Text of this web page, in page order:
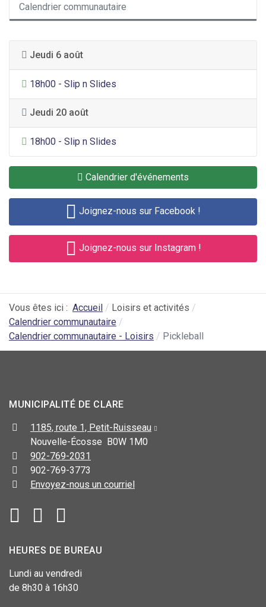
Calendrier communautaire
Jeudi 6 août
Divertissement général
18h00 - Slip n Slides
Jeudi 20 août
Divertissement général
18h00 - Slip n Slides
Calendrier d'événements
Joignez-nous sur Facebook !
Joignez-nous sur Instagram !
Vous êtes ici : Accueil
Loisirs et activités
Calendrier communautaire
Calendrier communautaire - Loisirs
Pickleball
MUNICIPALITÉ DE CLARE
1185, route 1, Petit-Ruisseau
Nouvelle-Écosse B0W 1M0
902-769-2031
902-769-3773
Envoyez-nous un courriel
HEURES DE BUREAU
Lundi au vendredi
de 8h30 à 16h30